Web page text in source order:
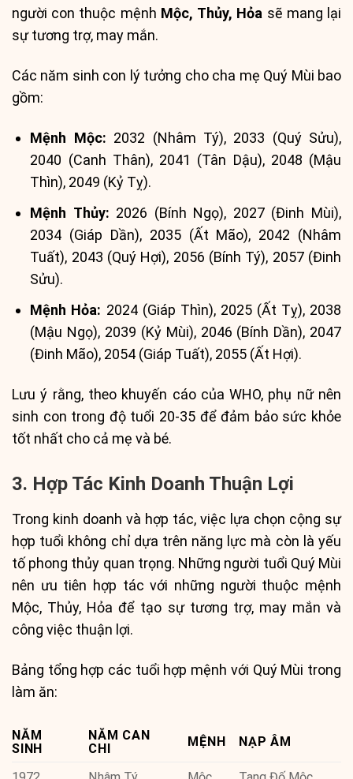
người con thuộc mệnh Mộc, Thủy, Hỏa sẽ mang lại
sự tương trợ, may mắn.
Các năm sinh con lý tưởng cho cha mẹ Quý Mùi bao
gồm:
Mệnh Mộc: 2032 (Nhâm Tý), 2033 (Quý Sửu),
2040 (Canh Thân), 2041 (Tân Dậu), 2048 (Mậu
Thìn), 2049 (Kỷ Tỵ).
Mệnh Thủy: 2026 (Bính Ngọ), 2027 (Đinh Mùi),
2034 (Giáp Dần), 2035 (Ất Mão), 2042 (Nhâm
Tuất), 2043 (Quý Hợi), 2056 (Bính Tý), 2057 (Đinh
Sửu).
Mệnh Hỏa: 2024 (Giáp Thìn), 2025 (Ất Tỵ), 2038
(Mậu Ngọ), 2039 (Kỷ Mùi), 2046 (Bính Dần), 2047
(Đinh Mão), 2054 (Giáp Tuất), 2055 (Ất Hợi).
Lưu ý rằng, theo khuyến cáo của WHO, phụ nữ nên
sinh con trong độ tuổi 20-35 để đảm bảo sức khỏe
tốt nhất cho cả mẹ và bé.
3. Hợp Tác Kinh Doanh Thuận Lợi
Trong kinh doanh và hợp tác, việc lựa chọn cộng sự
hợp tuổi không chỉ dựa trên năng lực mà còn là yếu
tố phong thủy quan trọng. Những người tuổi Quý Mùi
nên ưu tiên hợp tác với những người thuộc mệnh
Mộc, Thủy, Hỏa để tạo sự tương trợ, may mắn và
công việc thuận lợi.
Bảng tổng hợp các tuổi hợp mệnh với Quý Mùi trong
làm ăn:
NĂM
SINH
NĂM CAN
CHI
MỆNH NẠP ÂM